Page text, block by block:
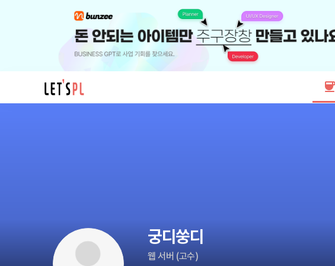
궁디쑹디
웹 서버 (고수)